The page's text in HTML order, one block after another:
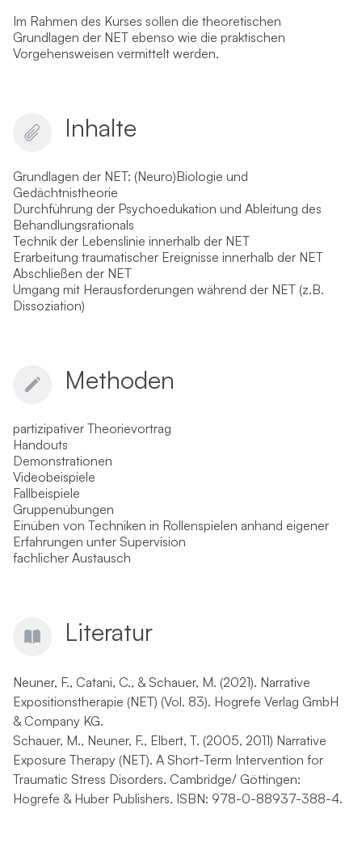
Im Rahmen des Kurses sollen die theoretischen
Grundlagen der NET ebenso wie die praktischen
Vorgehensweisen vermittelt werden.
Inhalte
Grundlagen der NET: (Neuro)Biologie und
Gedächtnistheorie
Durchführung der Psychoedukation und Ableitung des
Behandlungsrationals
Technik der Lebenslinie innerhalb der NET
Erarbeitung traumatischer Ereignisse innerhalb der NET
Abschließen der NET
Umgang mit Herausforderungen während der NET (z.B.
Dissoziation)
Methoden
partizipativer Theorievortrag
Handouts
Demonstrationen
Videobeispiele
Fallbeispiele
Gruppenübungen
Einüben von Techniken in Rollenspielen anhand eigener
Erfahrungen unter Supervision
fachlicher Austausch
Literatur
Neuner, F., Catani, C., & Schauer, M. (2021). Narrative
Expositionstherapie (NET) (Vol. 83). Hogrefe Verlag GmbH
& Company KG.
Schauer, M., Neuner, F., Elbert, T. (2005, 2011) Narrative
Exposure Therapy (NET). A Short-Term Intervention for
Traumatic Stress Disorders. Cambridge/ Göttingen:
Hogrefe & Huber Publishers. ISBN: 978-0-88937-388-4.